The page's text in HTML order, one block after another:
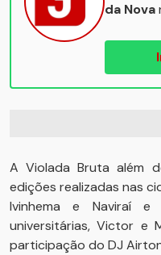
da Nova
A Violada Bruta além
edições realizadas nas
Ivinhema e Naviraí
universitárias, Victor e
participação do DJ